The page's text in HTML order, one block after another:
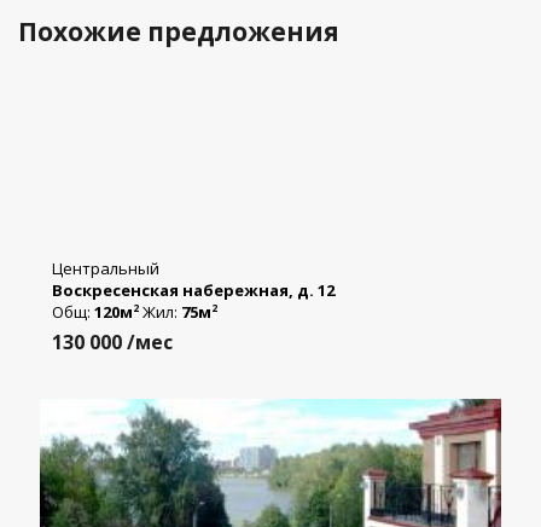
Похожие предложения
Центральный
Воскресенская набережная, д. 12
Общ: 120м2 Жил: 75м2
130 000/мес